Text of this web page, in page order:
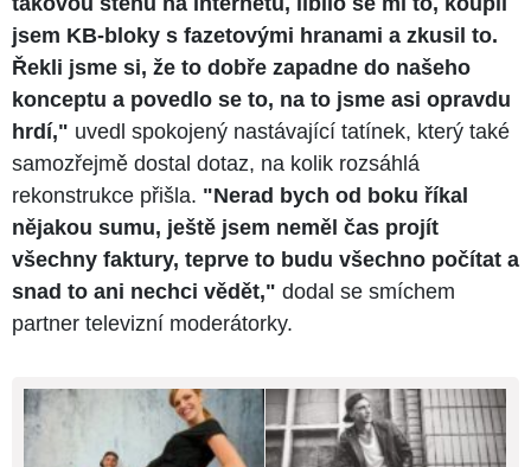
jsem KB-bloky s fazetovými hranami a zkusil to.
Řekli jsme si, že to dobře zapadne do našeho
konceptu a povedlo se to, na to jsme asi opravdu
hrdí," uvedl spokojený nastávající tatínek, který také
samozřejmě dostal dotaz, na kolik rozsáhlá
rekonstrukce přišla. "Nerad bych od boku říkal
nějakou sumu, ještě jsem neměl čas projít
všechny faktury, teprve to budu všechno počítat a
snad to ani nechci vědět," dodal se smíchem
partner televizní moderátorky.